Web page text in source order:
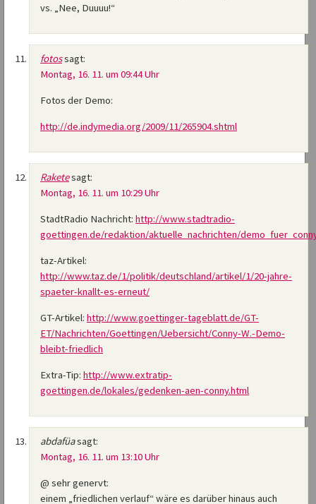
vs. „Nee, Duuuu!“
fotossagt:
Montag, 16. 11. um 09:44 Uhr
Fotos der Demo:
http://de.indymedia.org/2009/11/265904.shtml
Raketesagt:
Montag, 16. 11. um 10:29 Uhr
StadtRadio Nachricht: http://www.stadtradio-
goettingen.de/redaktion/aktuelle_nachrichten/
taz-Artikel:
http://www.taz.de/1/politik/deutschland/artikel/1/20-jahre-
spaeter-knallt-es-erneut/
GT-Artikel: http://www.goettinger-tageblatt.de/GT-
ET/Nachrichten/Goettingen/Uebersicht/Conny-W.-Demo-
bleibt-friedlich
Extra-Tip: http://www.extratip-
goettingen.de/lokales/gedenken-aen-conny.html
abdafüasagt:
Montag, 16. 11. um 13:10 Uhr
@ sehr genervt:
einem „friedlichen verlauf“ wäre es darüber hinaus auch